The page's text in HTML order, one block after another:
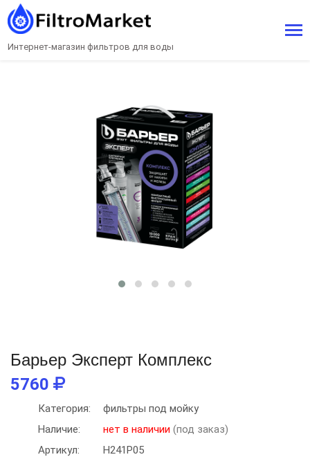
Интернет-магазин фильтров для воды
Барьер Эксперт Комплекс
5760
Категория:
фильтры под мойку
Наличие:
нет в наличии (под заказ)
Артикул:
Н241Р05